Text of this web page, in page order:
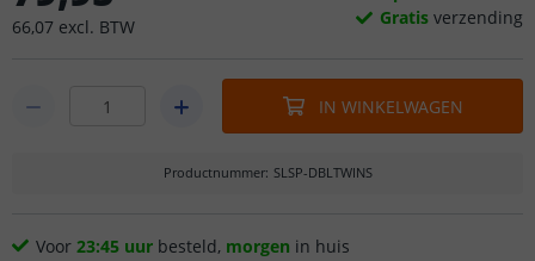
66,07 excl. BTW
Gratis verzending
IN WINKELWAGEN
Productnummer: SLSP-DBLTWINS
Voor 23:45 uur besteld, morgen in huis